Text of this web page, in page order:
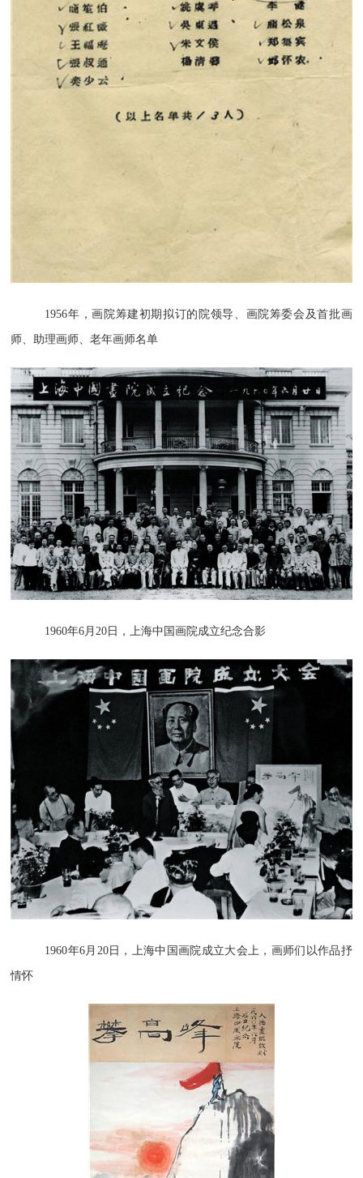
1956年，画院筹建初期拟订的院领导、画院筹委会及首批画
师、助理画师、老年画师名单
1960年6月20日，上海中国画院成立纪念合影
1960年6月20日，上海中国画院成立大会上，画师们以作品抒
情怀